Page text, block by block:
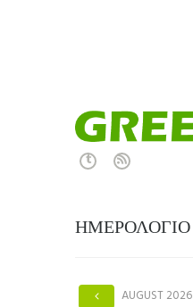
ΗΜΕΡΟΛΟΓΙΟ
AUGUST2026